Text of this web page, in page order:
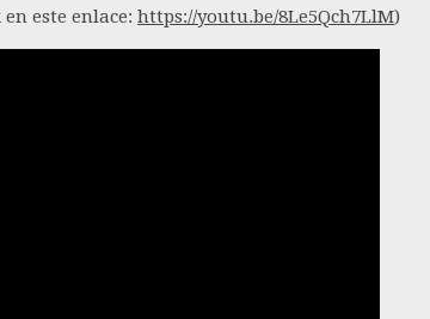
este enlace: https://youtu.be/8Le5Qch7LlM)